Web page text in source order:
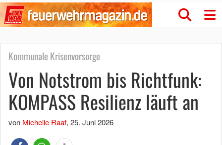
Kommunale Krisenvorsorge
Von Notstrom bis Richtfunk:
KOMPASS Resilienz läuft an
von Michelle Raaf, 25. Juni 2026